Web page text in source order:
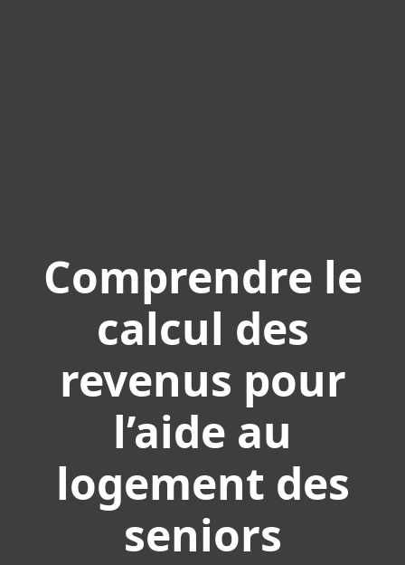
Comprendre le
calcul des
revenus pour
l’aide au
logement des
seniors